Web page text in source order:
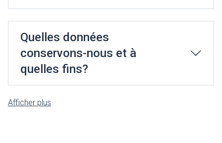
Quelles données
conservons-nous et à
quelles fins?
Afficher plus